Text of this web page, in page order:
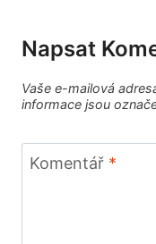
Napsat
Vaše e-mailová
informace jsou
Komentář *